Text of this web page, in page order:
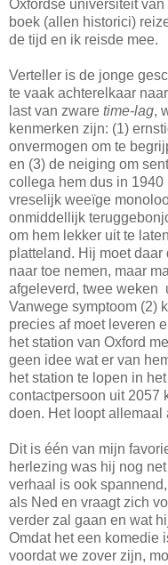
Oxfordse universiteit
boek (allen historici)
de tijd en ik reisde mee.
Verteller is de jonge
te vaak achterelkaar
last van zware time-lag,
kenmerken zijn: (1)
onvermogen om te
en (3) de neiging om
collega hem dus in 1940
vreselijk weeïge
onmiddellijk
om hem lekker uit te
platteland. Hij moet
naar toe nemen, maar
afgeleverd, twee weken
Vanwege symptoom (2)
precies af moet leveren
het station van Oxford
geen idee wat er van
het station te lopen in
contactpersoon uit 2057
doen. Het loopt allemaal
Dit is één van mijn
herlezing was hij nog
verhaal is ook
als Ned en vraagt zich
verder zal gaan en wat
Omdat het een komedie
voordat we zover zijn,